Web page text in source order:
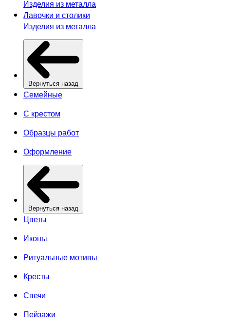
Изделия из металла
Лавочки и столики
Изделия из металла
Вернуться назад
Семейные
С крестом
Образцы работ
Оформление
Вернуться назад
Цветы
Иконы
Ритуальные мотивы
Кресты
Свечи
Пейзажи